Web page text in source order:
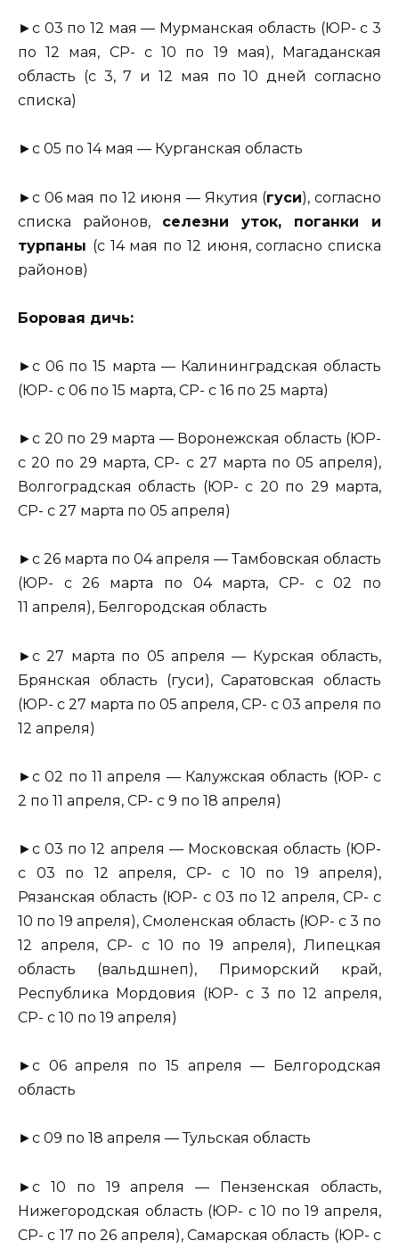
►с 03 по 12 мая — Мурманская область (ЮР- с 3
по 12 мая, СР- с 10 по 19 мая), Магаданская
область (с 3, 7 и 12 мая по 10 дней согласно
списка)
►с 05 по 14 мая — Курганская область
►с 06 мая по 12 июня — Якутия (гуси), согласно
списка районов, селезни уток, поганки и
турпаны (с 14 мая по 12 июня, согласно списка
районов)
Боровая дичь:
►с 06 по 15 марта — Калининградская область
(ЮР- с 06 по 15 марта, СР- с 16 по 25 марта)
►с 20 по 29 марта — Воронежская область (ЮР-
с 20 по 29 марта, СР- с 27 марта по 05 апреля),
Волгоградская область (ЮР- с 20 по 29 марта,
СР- с 27 марта по 05 апреля)
►с 26 марта по 04 апреля — Тамбовская область
(ЮР- с 26 марта по 04 марта, СР- с 02 по
11 апреля), Белгородская область
►с 27 марта по 05 апреля — Курская область,
Брянская область (гуси), Саратовская область
(ЮР- с 27 марта по 05 апреля, СР- с 03 апреля по
12 апреля)
►с 02 по 11 апреля — Калужская область (ЮР- с
2 по 11 апреля, СР- с 9 по 18 апреля)
►с 03 по 12 апреля — Московская область (ЮР-
с 03 по 12 апреля, СР- с 10 по 19 апреля),
Рязанская область (ЮР- с 03 по 12 апреля, СР- с
10 по 19 апреля), Смоленская область (ЮР- с 3 по
12 апреля, СР- с 10 по 19 апреля), Липецкая
область (вальдшнеп), Приморский край,
Республика Мордовия (ЮР- с 3 по 12 апреля,
СР- с 10 по 19 апреля)
►с 06 апреля по 15 апреля — Белгородская
область
►с 09 по 18 апреля — Тульская область
►с 10 по 19 апреля — Пензенская область,
Нижегородская область (ЮР- с 10 по 19 апреля,
СР- с 17 по 26 апреля), Самарская область (ЮР- с